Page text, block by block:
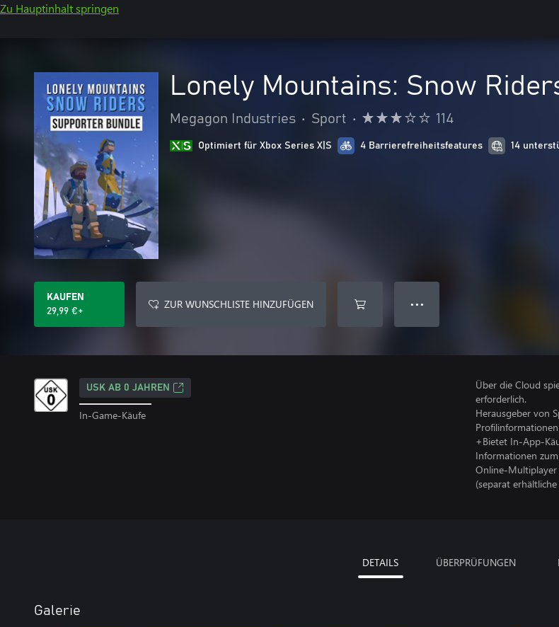
Zu Hauptinhalt springen
Lonely Mountains: Snow
Megagon Industries • Sport • 114
Optimiert für Xbox Series X|S 4 Barrierefreiheitsfeatures 14
KAUFEN
29,99 €+
ZUR WUNSCHLISTE HINZUFÜGEN ● ● ●
USK AB 0 JAHREN
In-Game-Käufe
Über die Cloud
erforderlich.
Herausgeber von
+Bietet In-App-
Informationen
Online-Multiplayer
(separat
DETAILS ÜBERPRÜFUNGEN
Galerie